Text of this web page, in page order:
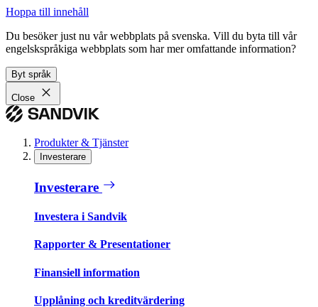
Hoppa till innehåll
Du besöker just nu vår webbplats på svenska. Vill du byta till vår
engelskspråkiga webbplats som har mer omfattande information?
Byt språk
Close
Produkter & Tjänster
Investerare
Investerare
Investera i Sandvik
Rapporter & Presentationer
Finansiell information
Upplåning och kreditvärdering